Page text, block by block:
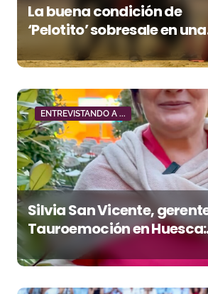
La buena condición de
‘Pelotito’ sobresale en una
noche gris en Las Ventas
ENTREVISTANDO A ...
Silvia San Vicente,
Tauroemoción en Huesca:
«Todas las figuras del
quieren venir a esta feria»